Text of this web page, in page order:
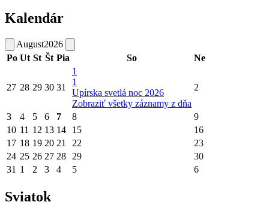
Kalendár
August2026
Po Ut St Št Pia So Ne
27 28 29 30 31
1
1
Upírska svetlá noc 2026
Zobraziť všetky záznamy z dňa
2
3 4 5 6 7 8
9
10 11 12 13 14 15
16
17 18 19 20 21 22
23
24 25 26 27 28 29
30
31 1 2 3 4 5 6
Sviatok